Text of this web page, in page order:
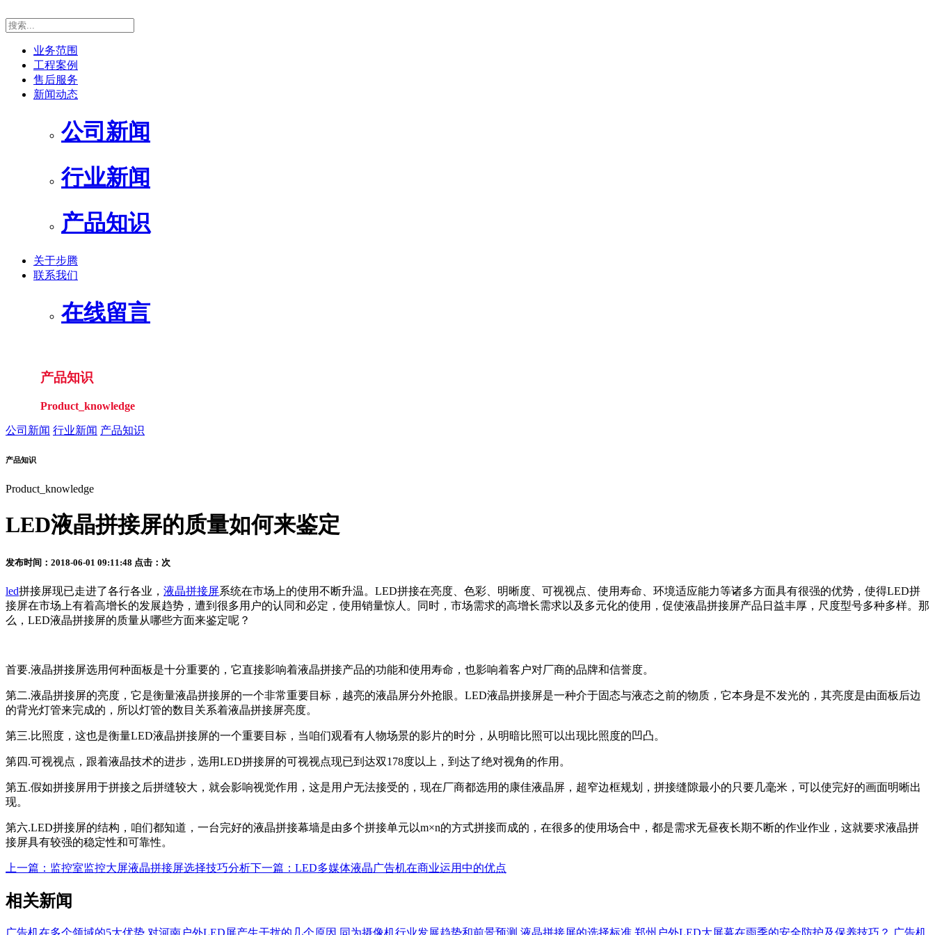
业务范围
工程案例
售后服务
新闻动态
公司新闻
行业新闻
产品知识
关于步腾
联系我们
在线留言
产品知识
Product_knowledge
公司新闻 行业新闻 产品知识
产品知识
Product_knowledge
LED液晶拼接屏的质量如何来鉴定
发布时间：2018-06-01 09:11:48 点击： 次
led拼接屏现已走进了各行各业， 液晶拼接屏系统在市场上的使用不断升温。LED拼接在亮度、色彩、明晰度、可视视点、使用寿命、环境适应能力等诸多方面具有很强的优势，使得LED拼
接屏在市场上有着高增长的发展趋势，遭到很多用户的认同和必定，使用销量惊人。同时，市场需求的高增长需求以及多元化的使用，促使液晶拼接屏产品日益丰厚，尺度型号多种多样。那
么，LED液晶拼接屏的质量从哪些方面来鉴定呢？
首要.液晶拼接屏选用何种面板是十分重要的，它直接影响着液晶拼接产品的功能和使用寿命，也影响着客户对厂商的品牌和信誉度。
第二.液晶拼接屏的亮度，它是衡量液晶拼接屏的一个非常重要目标，越亮的液晶屏分外抢眼。LED液晶拼接屏是一种介于固态与液态之前的物质，它本身是不发光的，其亮度是由面板后边
的背光灯管来完成的，所以灯管的数目关系着液晶拼接屏亮度。
第三.比照度，这也是衡量LED液晶拼接屏的一个重要目标，当咱们观看有人物场景的影片的时分，从明暗比照可以出现比照度的凹凸。
第四.可视视点，跟着液晶技术的进步，选用LED拼接屏的可视视点现已到达双178度以上，到达了绝对视角的作用。
第五.假如拼接屏用于拼接之后拼缝较大，就会影响视觉作用，这是用户无法接受的，现在厂商都选用的康佳液晶屏，超窄边框规划，拼接缝隙最小的只要几毫米，可以使完好的画面明晰出
现。
第六.LED拼接屏的结构，咱们都知道，一台完好的液晶拼接幕墙是由多个拼接单元以m×n的方式拼接而成的，在很多的使用场合中，都是需求无昼夜长期不断的作业作业，这就要求液晶拼
接屏具有较强的稳定性和可靠性。
上一篇：监控室监控大屏液晶拼接屏选择技巧分析下一篇：LED多媒体液晶广告机在商业运用中的优点
相关新闻
广告机在多个领域的5大优势 对河南户外LED屏产生干扰的几个原因 同为摄像机行业发展趋势和前景预测 液晶拼接屏的选择标准 郑州户外LED大屏幕在雨季的安全防护及保养技巧？ 广告机